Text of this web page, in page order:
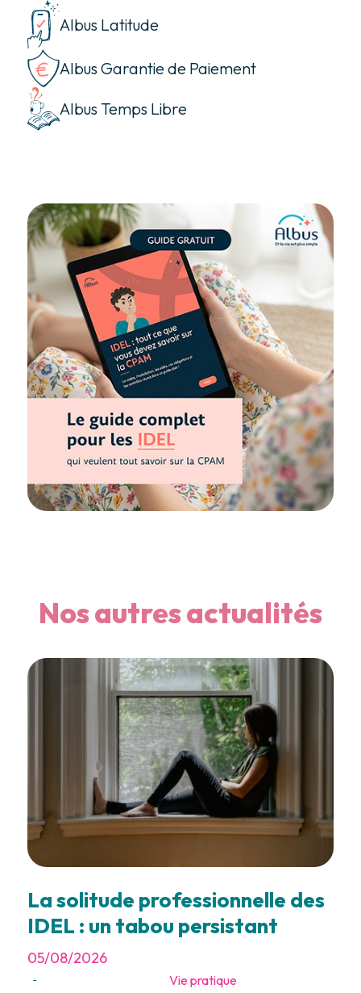
Albus Latitude
Albus Garantie de Paiement
Albus Temps Libre
Nos autres actualités
La solitude professionnelle des
IDEL : un tabou persistant
05/08/2026
- Vie pratique